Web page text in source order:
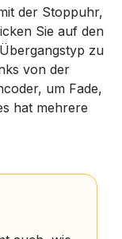
der Stoppuhr,
Sie auf den
zu
von der
um Fade,
hat mehrere